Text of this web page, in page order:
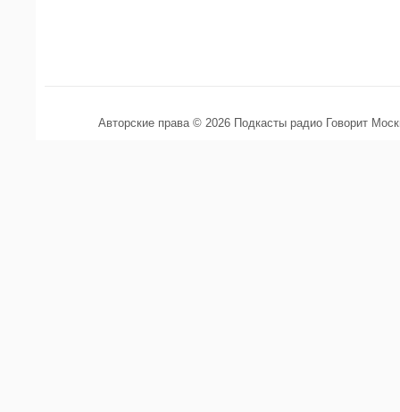
Авторские права © 2026 Подкасты радио Говорит